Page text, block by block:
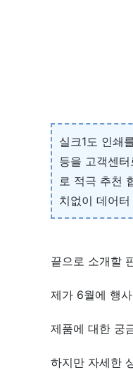
실크1도 인쇄
등을 고객센
로 적극 추천
치없이 데어
끝으로 소개할
제가 6월에 행
제품에 대한 궁
하지만 자세한